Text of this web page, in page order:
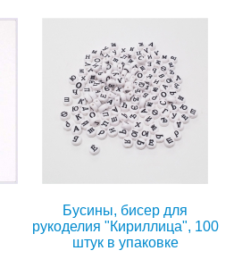
Бусины, бисер для
рукоделия "Кириллица", 100
штук в упаковке